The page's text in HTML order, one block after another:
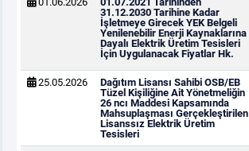
31.12.2030 Tarihine Kadar
İşletmeye Girecek YEK Belgeli
Yenilenebilir Enerji Kaynaklarına
Dayalı Elektrik Üretim Tesisleri
İçin Uygulanacak Fiyatlar Hk.
25.05.2026
Dağıtım Lisansı Sahibi OSB/EB
Tüzel Kişiliğine Ait Yönetmeliğin
26 ncı Maddesi Kapsamında
Mahsuplaşması Gerçekleştirilen
Lisanssız Elektrik Üretim
Tesisleri